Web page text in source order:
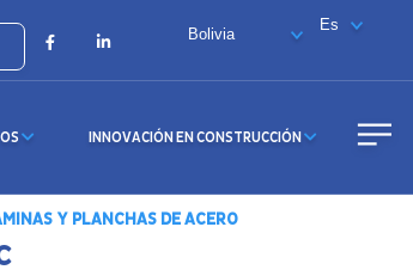
FacebookLinkedIn
INNOVACIÓN EN CONSTRUCCIÓN
Y PLANCHAS DE ACERO